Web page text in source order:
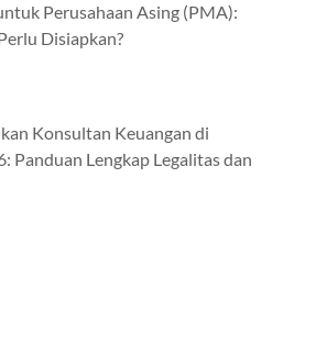
Perusahaan Asing (PMA):
Disiapkan?
Konsultan Keuangan di
Panduan Lengkap Legalitas dan